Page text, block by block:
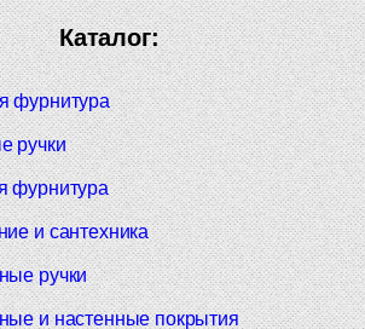
Каталог:
фурнитура
ручки
фурнитура
и сантехника
ручки
и настенные покрытия